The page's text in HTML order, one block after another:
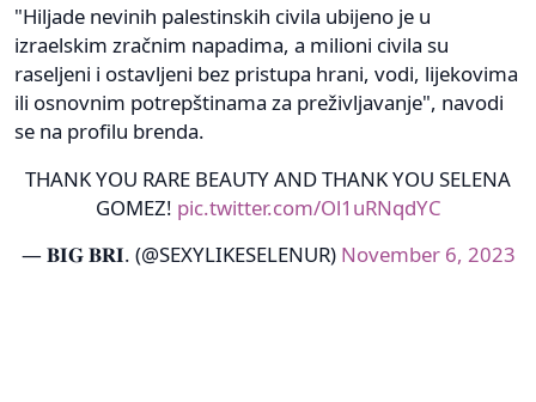
"Hiljade nevinih palestinskih civila ubijeno je u
izraelskim zračnim napadima, a milioni civila su
raseljeni i ostavljeni bez pristupa hrani, vodi, lijekovima
ili osnovnim potrepštinama za preživljavanje", navodi
se na profilu brenda.
THANK YOU RARE BEAUTY AND THANK YOU SELENA
GOMEZ! pic.twitter.com/Ol1uRNqdYC
— 𝐁𝐈𝐆 𝐁𝐑𝐈. (@SEXYLIKESELENUR) November 6, 2023